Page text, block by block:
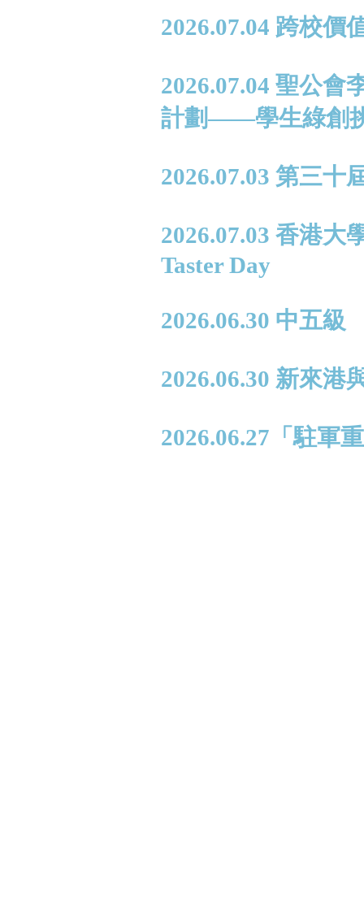
2026.07.04 跨校價
2026.07.04 聖公會
計劃——學生綠創
2026.07.03 第三十
2026.07.03 香港
Taster Day
2026.06.30 中五級
2026.06.30 新來港
2026.06.27「駐軍